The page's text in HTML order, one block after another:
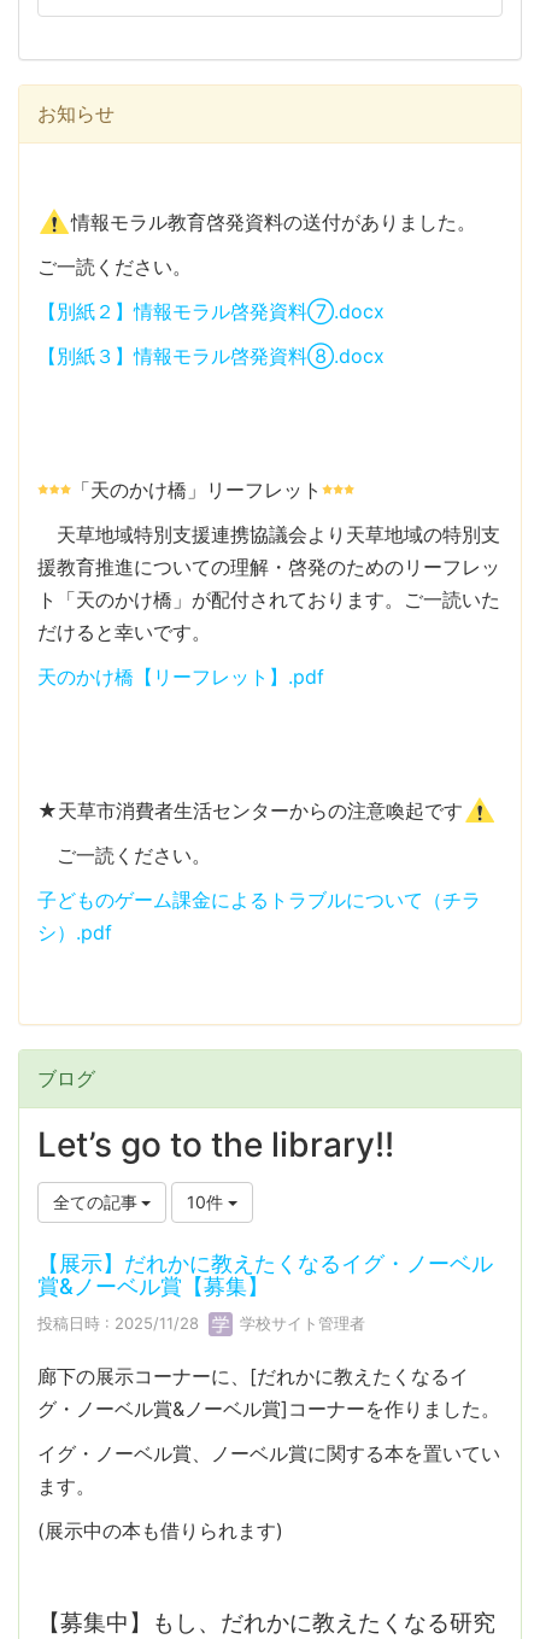
お知らせ
情報モラル教育啓発資料の送付がありました。
ご一読ください。
【別紙２】情報モラル啓発資料⑦.docx
【別紙３】情報モラル啓発資料⑧.docx
「天のかけ橋」リーフレット
天草地域特別支援連携協議会より天草地域の特別支
援教育推進についての理解・啓発のためのリーフレッ
ト「天のかけ橋」が配付されております。ご一読いた
だけると幸いです。
天のかけ橋【リーフレット】.pdf
★天草市消費者生活センターからの注意喚起です
ご一読ください。
子どものゲーム課金によるトラブルについて（チラ
シ）.pdf
ブログ
Let’s go to the library!!
全ての記事 10件
【展示】だれかに教えたくなるイグ・ノーベル
賞&ノーベル賞【募集】
投稿日時 : 2025/11/28 学校サイト管理者
廊下の展示コーナーに、[だれかに教えたくなるイ
グ・ノーベル賞&ノーベル賞]コーナーを作りました。
イグ・ノーベル賞、ノーベル賞に関する本を置いてい
ます。
(展示中の本も借りられます)
【募集中】もし、だれかに教えたくなる研究